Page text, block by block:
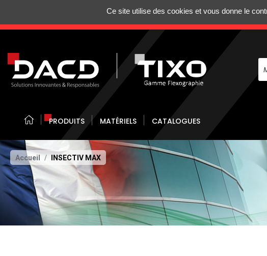
N'HÉSITEZ PAS À
PRODUITS MATÉRIELS CATALOGUES
Accueil INSECTIV MAX
Ce site utilise des cookies et vous donne le